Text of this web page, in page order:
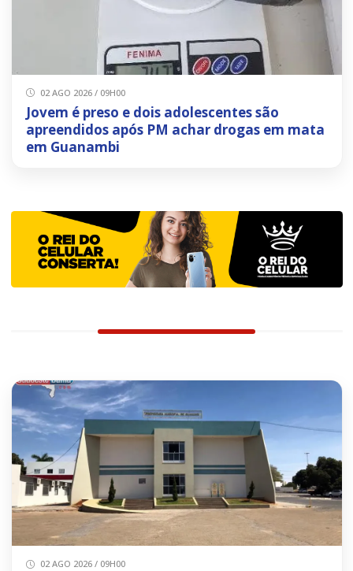
02 AGO 2026 / 09H00
Jovem é preso e dois adolescentes são
apreendidos após PM achar drogas em mata
em Guanambi
02 AGO 2026 / 09H00